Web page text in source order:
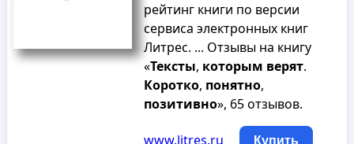
рейтинг книги по версии
сервиса электронных книг
Литрес. ... Отзывы на книгу
«Тексты, которым верят.
Коротко, понятно,
позитивно», 65 отзывов.
www.litres.ru Купить